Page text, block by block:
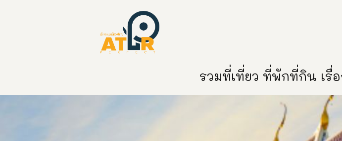
รวมที่เที่ยว ที่พักที่กิน เรื่